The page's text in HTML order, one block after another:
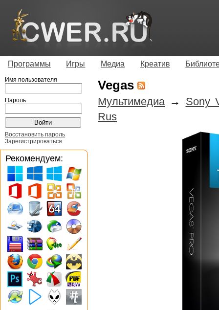
Программы Игры Медиа Креатив
Vegas
Мультимедиа → Sony
Rus
Имя пользователя
Пароль
Восстановить пароль
Зарегистрироваться
Рекомендуем: